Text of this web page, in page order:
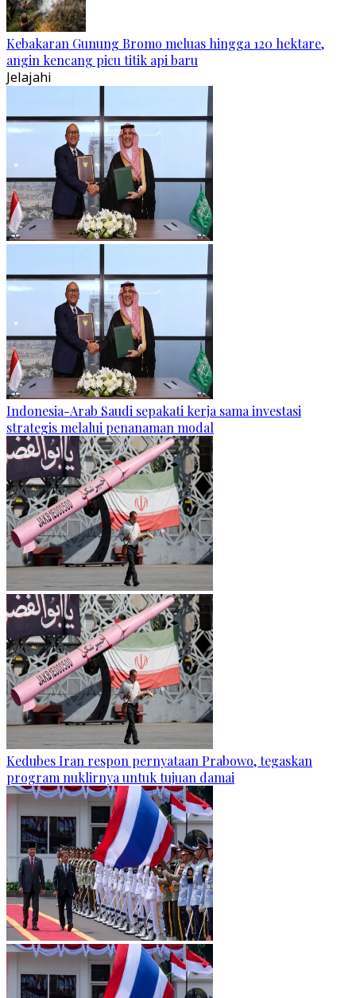
Kebakaran Gunung Bromo meluas hingga 120 hektare,
angin kencang picu titik api baru
Jelajahi
Indonesia-Arab Saudi sepakati kerja sama investasi
strategis melalui penanaman modal
Kedubes Iran respon pernyataan Prabowo, tegaskan
program nuklirnya untuk tujuan damai